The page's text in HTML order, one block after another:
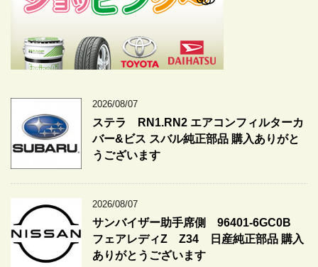
2026/08/07
ステラ RN1.RN2 エアコンフィルターカ
バー&ビス スバル純正部品 購入ありがと
うございます
2026/08/07
サンバイザー助手席側 96401-6GC0B
フェアレディZ Z34 日産純正部品 購入
ありがとうございます